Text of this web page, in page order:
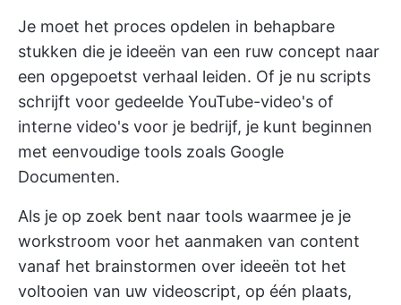
Je moet het proces opdelen in behapbare
stukken die je ideeën van een ruw concept naar
een opgepoetst verhaal leiden. Of je nu scripts
schrijft voor gedeelde YouTube-video's of
interne video's voor je bedrijf, je kunt beginnen
met eenvoudige tools zoals Google
Documenten.
Als je op zoek bent naar tools waarmee je je
workstroom voor het aanmaken van content
vanaf het brainstormen over ideeën tot het
voltooien van uw videoscript, op één plaats,